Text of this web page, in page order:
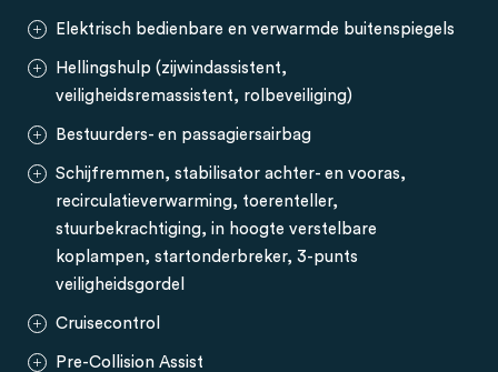
Elektrisch bedienbare en verwarmde buitenspiegels
Hellingshulp (zijwindassistent,
veiligheidsremassistent, rolbeveiliging)
Bestuurders- en passagiersairbag
Schijfremmen, stabilisator achter- en vooras,
recirculatieverwarming, toerenteller,
stuurbekrachtiging, in hoogte verstelbare
koplampen, startonderbreker, 3-punts
veiligheidsgordel
Cruisecontrol
Pre-Collision Assist